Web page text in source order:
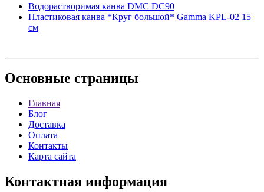
Водорастворимая канва DMC DC90
Пластиковая канва *Круг большой* Gamma KPL-02 15
см
Основные страницы
Главная
Блог
Доставка
Оплата
Контакты
Карта сайта
Контактная информация